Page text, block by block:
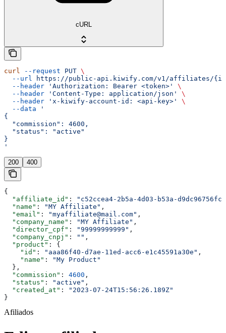
cURL
curl --request PUT \
  --url
https://public-api.kiwify.com/v1/affiliates/
  --header
'Authorization: Bearer <token>'
\
  --header
'Content-Type: application/json'
\
  --header
'x-kiwify-account-id: <api-key>'
\
  --data
'
{
  "commission": 4600,
  "status": "active"
}
'
200 400
{
  "affiliate_id"
:
"c52ccea4-2b5a-4d03-b53a-
  "name"
: "MY Affiliate" ,
  "email"
: "myaffiliate@mail.com" ,
  "company_name"
: "MY Affiliate" ,
  "director_cpf"
: "99999999999" ,
  "company_cnpj"
: "" ,
  "product"
: {
    "id"
: "aaa86f40-d7ae-11ed-acc6-e1c45591a30e" ,
    "name"
:
"My Product"
  },
  "commission"
: 4600 ,
  "status"
: "active" ,
  "created_at"
:
"2023-07-24T15:56:26.189Z"
}
Afiliados